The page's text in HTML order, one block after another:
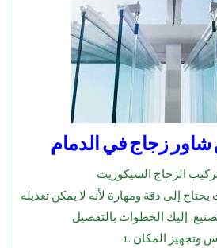
شاور زجاج في الدمام
الزجاج السيكوريت
إلى دقة ومهارة لأنه لا يمكن تعديله
وتجهيز المكان